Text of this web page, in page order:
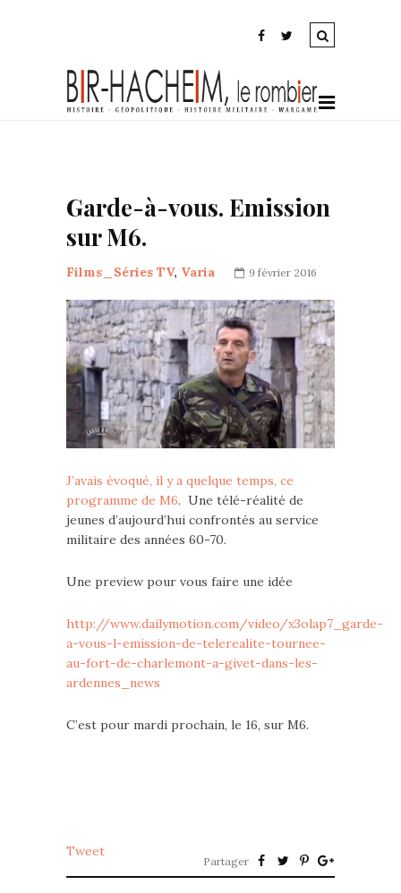
Garde-à-vous. Emission
sur M6.
Films_Séries TV, Varia 9 février 2016
J’avais évoqué, il y a quelque temps, ce
programme de M6. Une télé-réalité de
jeunes d’aujourd’hui confrontés au service
militaire des années 60-70.
Une preview pour vous faire une idée
http://www.dailymotion.com/video/x3olap7_garde-
a-vous-l-emission-de-telerealite-tournee-
au-fort-de-charlemont-a-givet-dans-les-
ardennes_news
C’est pour mardi prochain, le 16, sur M6.
Tweet
Partager